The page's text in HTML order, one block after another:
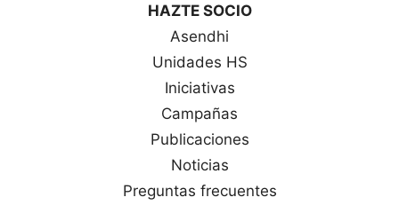
HAZTE SOCIO
Asendhi
Unidades HS
Iniciativas
Campañas
Publicaciones
Noticias
Preguntas frecuentes